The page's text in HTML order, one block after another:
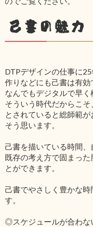
己書の魅力
DTPデザインの仕事に
作りなどにも己書は有効
なんでもデジタルで早く
そういう時代だからこ
とされていると総師範
そう思います。
己書を描いている時間、
既存の考え方で固まっ
とができます。
己書でやさしく豊かな
す。
◎スケジュールが合わな